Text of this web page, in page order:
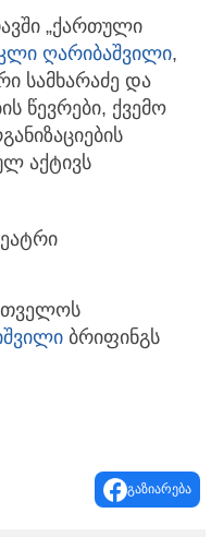
„ქართული
ღარიბაშვილი,
სამხარაძე და
წევრები, ქვემო
აქტივს
ბრიფინგს
გაზიარება